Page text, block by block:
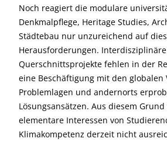
Noch reagiert die modulare
Denkmalpflege, Heritage Studies,
Städtebau nur unzureichend auf
Herausforderungen. Interdisziplinäre
Querschnittsprojekte fehlen in der
eine Beschäftigung mit den globalen
Problemlagen und andernorts
Lösungsansätzen. Aus diesem
elementare Interessen von
Klimakompetenz derzeit nicht